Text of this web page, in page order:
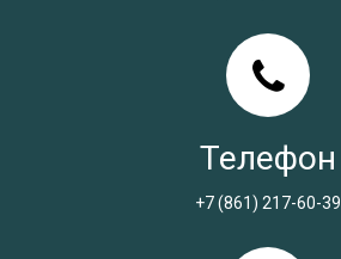
Телефон
+7 (861) 217-60-39